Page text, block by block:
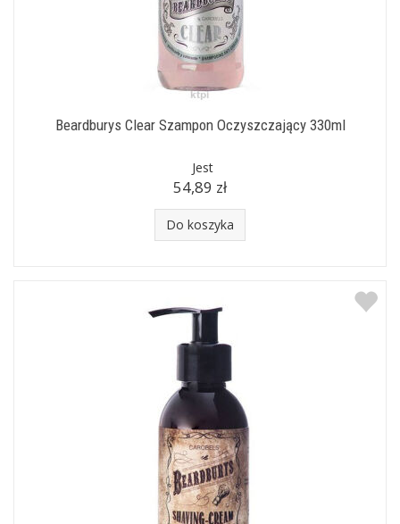
Beardburys Clear Szampon Oczyszczający 330ml
Jest
54,89 zł
Do koszyka